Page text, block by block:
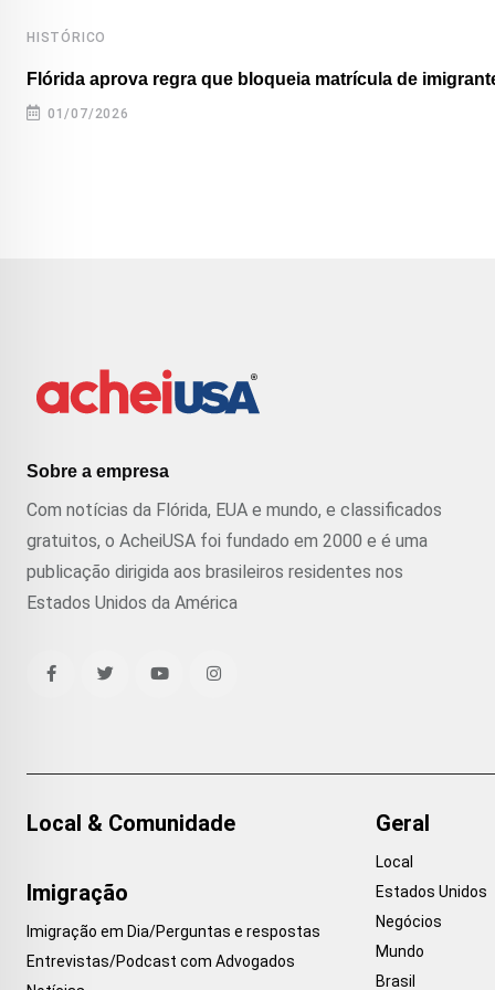
HISTÓRICO
Flórida aprova regra que bloqueia matrícula de
01/07/2026
Sobre a empresa
Com notícias da Flórida, EUA e mundo, e classificados
gratuitos, o AcheiUSA foi fundado em 2000 e é uma
publicação dirigida aos brasileiros residentes nos
Estados Unidos da América
Local & Comunidade
Imigração
Imigração em Dia/Perguntas e respostas
Entrevistas/Podcast com Advogados
Geral
Local
Estados Unidos
Negócios
Mundo
Brasil